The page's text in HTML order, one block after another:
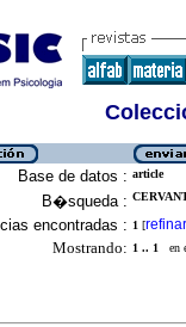
Base de datos : article
B�squeda :
encontradas : 1 [refinar
Mostrando: 1 .. 1 en